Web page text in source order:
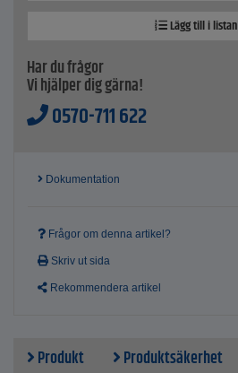
Lägg till i listan
Har du frågor
Vi hjälper dig gärna!
0570-711 622
Dokumentation
Frågor om denna artikel?
Skriv ut sida
Rekommendera artikel
Produkt Produktsäkerhet